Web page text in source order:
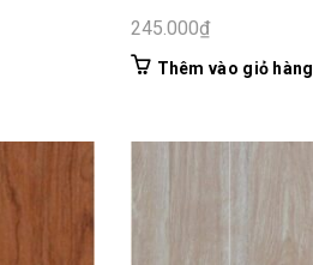
245.000₫
Thêm vào giỏ hàng